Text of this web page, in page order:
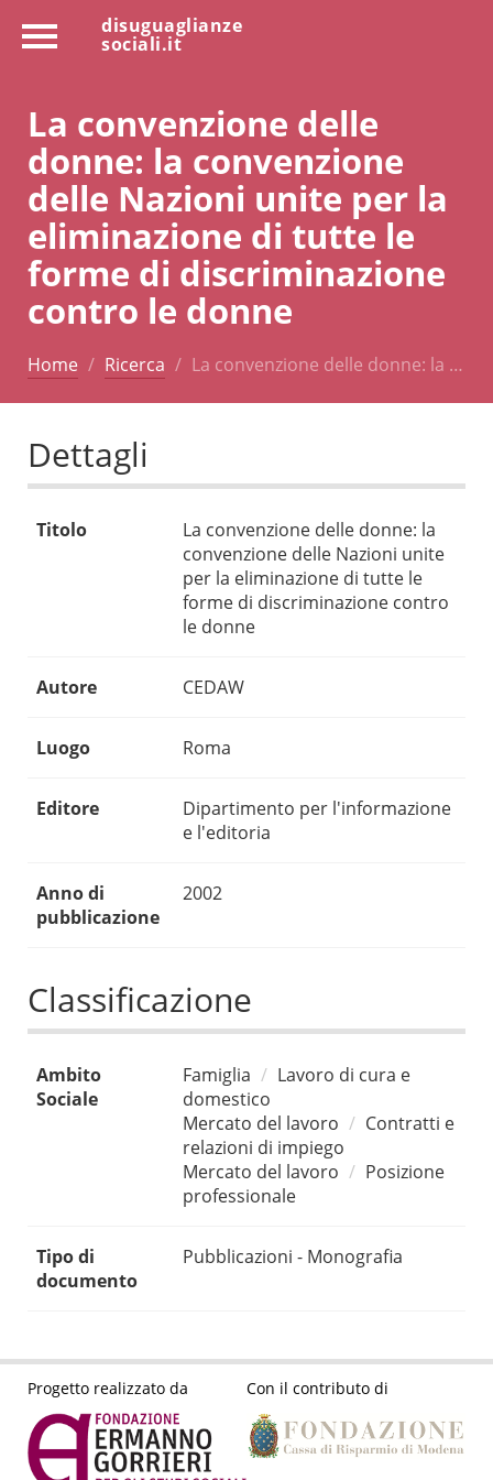
disuguaglianze
sociali.it
La convenzione delle
donne: la convenzione
delle Nazioni unite per la
eliminazione di tutte le
forme di discriminazione
contro le donne
Home Ricerca La convenzione delle donne: la …
Dettagli
Titolo
La convenzione delle donne: la
convenzione delle Nazioni unite
per la eliminazione di tutte le
forme di discriminazione contro
le donne
Autore CEDAW
Luogo Roma
Editore
Dipartimento per l'informazione
e l'editoria
Anno di
pubblicazione
2002
Classificazione
Ambito
Sociale
Famiglia
Lavoro di cura e
domestico
Mercato del lavoro
Contratti e
relazioni di impiego
Mercato del lavoro
Posizione
professionale
Tipo di
documento
Pubblicazioni - Monografia
Progetto realizzato da Con il contributo di